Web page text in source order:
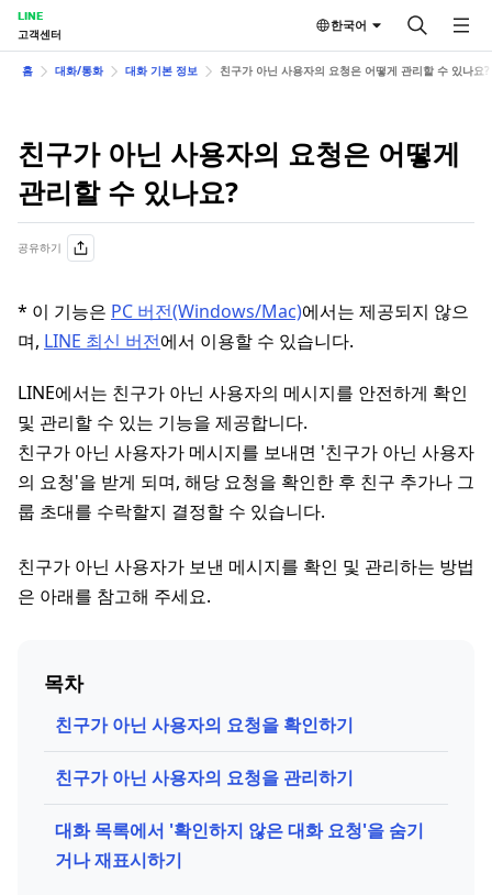
LINE
고객센터
한국어
홈 대화/통화 대화 기본 정보 친구가 아닌 사용자의 요청은 어떻게 관리할 수 있나요?
친구가 아닌 사용자의 요청은 어떻게
관리할 수 있나요?
공유하기
* 이 기능은 PC 버전(Windows/Mac)에서는 제공되지 않으
며, LINE 최신 버전에서 이용할 수 있습니다.
LINE에서는 친구가 아닌 사용자의 메시지를 안전하게 확인
및 관리할 수 있는 기능을 제공합니다.
친구가 아닌 사용자가 메시지를 보내면 '친구가 아닌 사용자
의 요청'을 받게 되며, 해당 요청을 확인한 후 친구 추가나 그
룹 초대를 수락할지 결정할 수 있습니다.
친구가 아닌 사용자가 보낸 메시지를 확인 및 관리하는 방법
은 아래를 참고해 주세요.
목차
친구가 아닌 사용자의 요청을 확인하기
친구가 아닌 사용자의 요청을 관리하기
대화 목록에서 '확인하지 않은 대화 요청'을 숨기
거나 재표시하기